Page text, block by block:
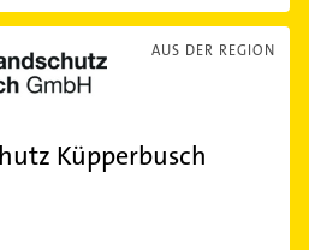
AUS DER REGION
Küpperbusch